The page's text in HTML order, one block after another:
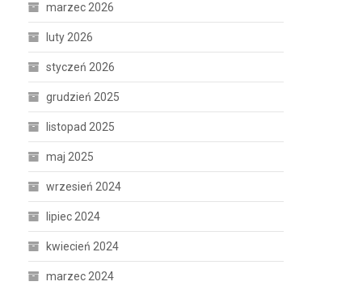
marzec 2026
luty 2026
styczeń 2026
grudzień 2025
listopad 2025
maj 2025
wrzesień 2024
lipiec 2024
kwiecień 2024
marzec 2024